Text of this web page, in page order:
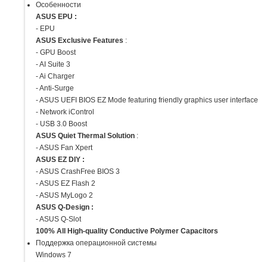
Особенности
ASUS EPU :
- EPU
ASUS Exclusive Features :
- GPU Boost
- AI Suite 3
- Ai Charger
- Anti-Surge
- ASUS UEFI BIOS EZ Mode featuring friendly graphics user interface
- Network iControl
- USB 3.0 Boost
ASUS Quiet Thermal Solution :
- ASUS Fan Xpert
ASUS EZ DIY :
- ASUS CrashFree BIOS 3
- ASUS EZ Flash 2
- ASUS MyLogo 2
ASUS Q-Design :
- ASUS Q-Slot
100% All High-quality Conductive Polymer Capacitors
Поддержка операционной системы
Windows 7